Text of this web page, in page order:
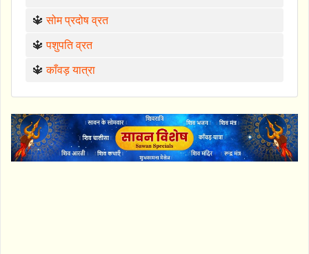
🔱सोम प्रदोष व्रत
🔱पशुपति व्रत
🔱काँवड़ यात्रा